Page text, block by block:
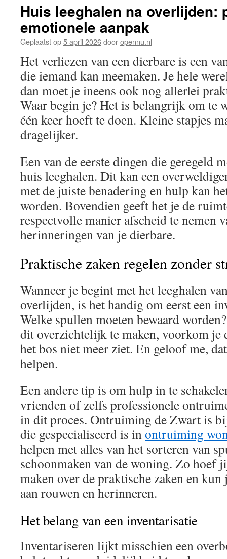
Huis leeghalen na overlijden:
emotionele aanpak
Geplaatst op5 april 2026dooropennu.nl
Het verliezen van een dierbare is een
die iemand kan meemaken. Je hele
dan moet je ineens ook nog allerlei
Waar begin je? Het is belangrijk om te
één keer hoeft te doen. Kleine stapjes
dragelijker.
Een van de eerste dingen die geregeld
huis leeghalen. Dit kan een
met de juiste benadering en hulp kan
worden. Bovendien geeft het je de
respectvolle manier afscheid te nemen
herinneringen van je dierbare.
Praktische zaken regelen zonder
Wanneer je begint met het leeghalen
overlijden, is het handig om eerst een
Welke spullen moeten bewaard
dit overzichtelijk te maken, voorkom je
het bos niet meer ziet. En geloof me,
helpen.
Een andere tip is om hulp in te
vrienden of zelfs professionele
in dit proces. Ontruiming de Zwart is
die gespecialiseerd is inontruiming
helpen met alles van het sorteren van
schoonmaken van de woning. Zo hoef
maken over de praktische zaken en
aan rouwen en herinneren.
Het belang van een inventarisatie
Inventariseren lijkt misschien een